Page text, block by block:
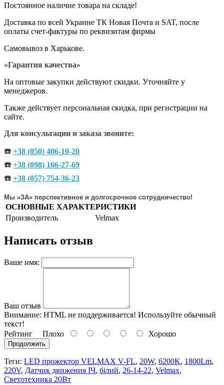
Постоянное наличие товара на складе!
Доставка по всей Украине ТК Новая Почта и SAT, после
оплаты счет-фактуры по реквизитам фирмы
Самовывоз в Харькове.
«Гарантия качества»
На оптовые закупки действуют скидки. Уточняйте у
менеджеров.
Также действует персональная скидка, при регистрации на
сайте.
Для консультации и заказа звоните:
☎️ +38 (050) 406-10-20
☎️ +38 (098) 166-27-69
☎️ +38 (057) 754-36-23
Мы «ЗА» перспективное и долгосрочное сотрудничество!
ОСНОВНЫЕ ХАРАКТЕРИСТИКИ
Производитель
Velmax
Написать отзыв
Ваше имя:
Ваш отзыв
Внимание: HTML не поддерживается! Используйте обычный
текст!
Рейтинг Плохо Хорошо
Продолжить
Теги: LED прожектор VELMAX V-FL, 20W, 6200K, 1800Lm,
220V, Датчик движения ІЧ, білий, 26-14-22, Velmax,
Светотехника 20Вт